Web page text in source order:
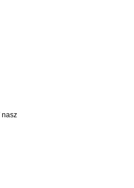
nasz